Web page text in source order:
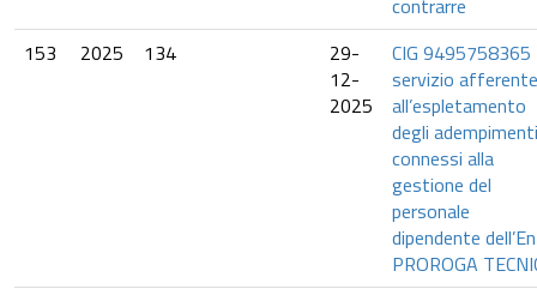
contrarre
153
2025 134
29-
12-
2025
CIG 9495758365
servizio afferente
all’espletamento
degli adempimenti
connessi alla
gestione del
personale
dipendente
PROROGA